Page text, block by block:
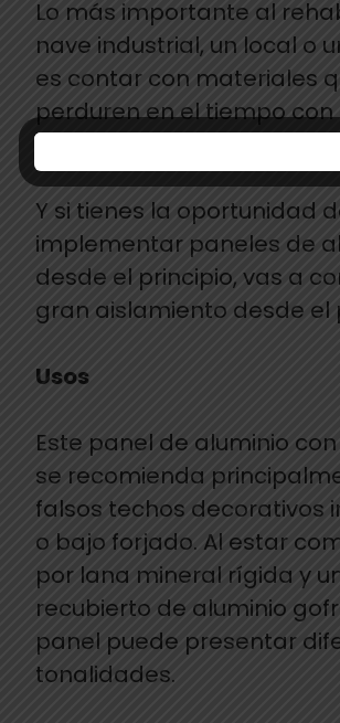
Lo más importante al
nave industrial, un local o
es contar con materiales
perduren en el tiempo
desgaste.
Y si tienes la oportunidad
implementar paneles de
desde el principio, vas a
gran aislamiento desde el
Usos
Este panel de aluminio
se recomienda
falsos techos decorativos
o bajo forjado. Al estar
por lana mineral rígida y
recubierto de aluminio
panel puede presentar
tonalidades.